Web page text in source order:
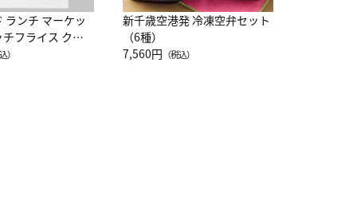
ランチ マーケッ
フライス クル
半袖Ｔシャツ
）
新千歳空港発 冷凍空弁セット
（6種）
7,560円 （税込）